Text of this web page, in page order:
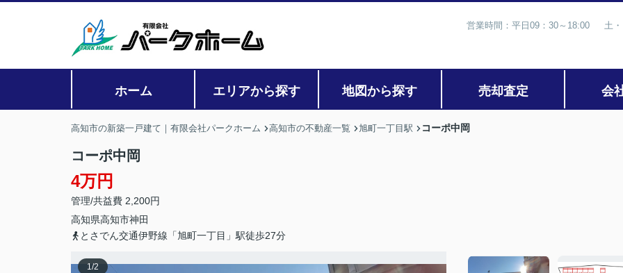
営業時間：平日09：30～18:00 土
ホーム エリアから探す 地図から探す 売却査定 会
高知市の新築一戸建て｜有限会社パークホーム 高知市の不動産一覧 旭町一丁目駅 コーポ中岡
コーポ中岡
4万円
管理/共益費 2,200円
高知県高知市神田
とさでん交通伊野線「旭町一丁目」駅徒歩27分
1/2